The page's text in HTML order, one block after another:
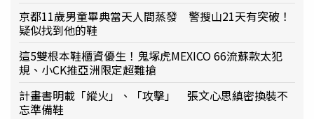
京都11歲男童畢典當天人間蒸發 警搜山21天有突破！
疑似找到他的鞋
這5雙根本鞋櫃資優生！鬼塚虎MEXICO 66流蘇款太犯
規、小CK推亞洲限定超難搶
計畫書明載「縱火」、「攻擊」 張文心思縝密換裝不
忘準備鞋